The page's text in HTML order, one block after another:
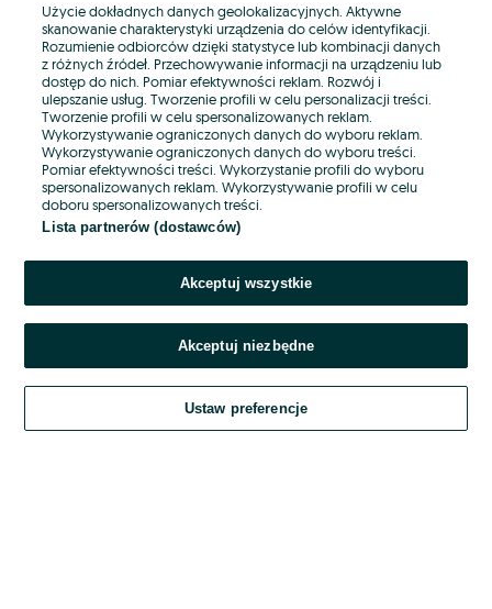
E-mail
Hasło
Nie pamiętasz hasła?
Zaloguj się
Kontynuując za pośrednictwem jednego z dostawców wskazanych powyżej,
Regulamin serwisu OLX.pl w jego aktualnym brzmieniu.
Użycie dokładnych danych geolokalizacyjnych. Aktywne
skanowanie charakterystyki urządzenia do celów identyfikacji.
Rozumienie odbiorców dzięki statystyce lub kombinacji danych
z różnych źródeł. Przechowywanie informacji na urządzeniu lub
dostęp do nich. Pomiar efektywności reklam. Rozwój i
ulepszanie usług. Tworzenie profili w celu personalizacji treści.
Tworzenie profili w celu spersonalizowanych reklam.
Wykorzystywanie ograniczonych danych do wyboru reklam.
Wykorzystywanie ograniczonych danych do wyboru treści.
Pomiar efektywności treści. Wykorzystanie profili do wyboru
spersonalizowanych reklam. Wykorzystywanie profili w celu
doboru spersonalizowanych treści.
Lista partnerów (dostawców)
Akceptuj wszystkie
Akceptuj niezbędne
Ustaw preferencje